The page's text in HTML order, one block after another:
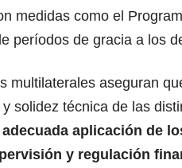
medidas como el
períodos de gracia a los
multilaterales aseguran
solidez técnica de las
aplicación de
y regulación